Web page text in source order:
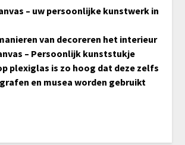
– uw persoonlijke kunstwerk in
van decoreren het interieur
– Persoonlijk kunststukje
plexiglas is zo hoog dat deze zelfs
en musea worden gebruikt